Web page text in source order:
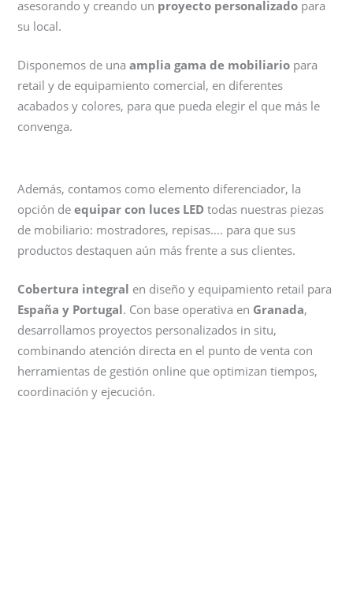
asesorando y creando un proyecto personalizado para
su local.
Disponemos de unaamplia gama de mobiliario para
retail y de equipamiento comercial, en diferentes
acabados y colores, para que pueda elegir el que más le
convenga.
Además, contamos como elemento diferenciador, la
opción deequipar con luces LED todas nuestras piezas
de mobiliario: mostradores, repisas…. para que sus
productos destaquen aún más frente a sus clientes.
Cobertura integral en diseño y equipamiento retail para
España y Portugal. Con base operativa en Granada,
desarrollamos proyectos personalizados in situ,
combinando atención directa en el punto de venta con
herramientas de gestión online que optimizan tiempos,
coordinación y ejecución.